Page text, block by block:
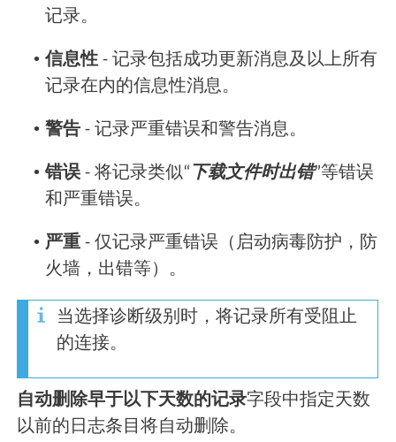
记录。
• 信息性 - 记录包括成功更新消息及以上所有
记录在内的信息性消息。
• 警告 - 记录严重错误和警告消息。
• 错误 - 将记录类似“ 下载文件时出错”等错误
和严重错误。
• 严重 - 仅记录严重错误（启动病毒防护，防
火墙，出错等）。
当选择诊断级别时，将记录所有受阻止
的连接。
自动删除早于以下天数的记录字段中指定天数
以前的日志条目将自动删除。